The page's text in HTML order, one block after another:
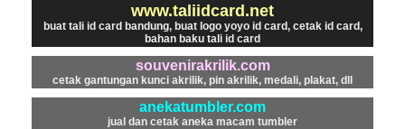
www.taliidcard.net
buat tali id card bandung, buat logo yoyo id card, cetak id card,
bahan baku tali id card
souvenirakrilik.com
cetak gantungan kunci akrilik, pin akrilik, medali, plakat, dll
anekatumbler.com
jual dan cetak aneka macam tumbler